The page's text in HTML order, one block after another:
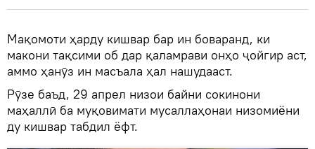
Мақомоти ҳарду кишвар бар ин боваранд, ки
макони тақсими об дар қаламрави онҳо ҷойгир аст,
аммо ҳанӯз ин масъала ҳал нашудааст.
Рӯзе баъд, 29 апрел низои байни сокинони
маҳаллӣ ба муқовимати мусаллаҳонаи низомиёни
ду кишвар табдил ёфт.